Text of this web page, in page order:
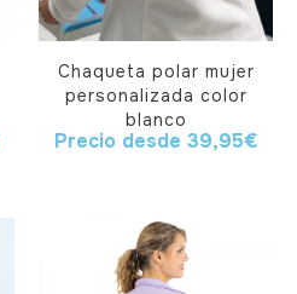
Chaqueta polar mujer
personalizada color
blanco
Precio desde 39,95€